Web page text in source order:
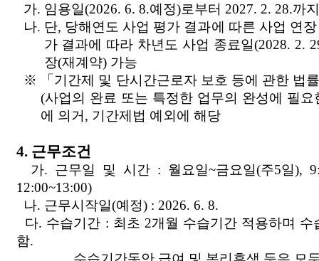
가. 임용일(2026. 6. 8.예정)로부터 2027. 2. 28.까지
나. 단, 당해연도 사업 평가 결과에 따른 사업 연
가 결과에 따라 차년도 사업 종료일(2028. 2.
장(재계약) 가능
※ 「기간제 및 단시간근로자 보호 등에 관한 법
(사업의 완료 또는 특정한 업무의 완성에 필
에 의거, 기간제법 예외에 해당
4. 근무조건
가. 근무일 및 시간 : 월요일~금요일(주5일),
12:00~13:00)
나. 근무시작일(예정) : 2026. 6. 8.
다. 수습기간 : 최초 2개월 수습기간 적용하며
함.